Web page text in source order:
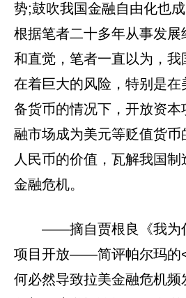
势;鼓吹我国金融自由化也成
根据笔者二十多年从事发展
和直觉，笔者一直以为，
在着巨大的风险，特别是在
备货币的情况下，开放资本
融市场成为美元等贬值货币
人民币的价值，瓦解我国
金融危机。
——摘自贾根良《我为
项目开放——简评帕尔玛的
何必然导致拉美金融危机